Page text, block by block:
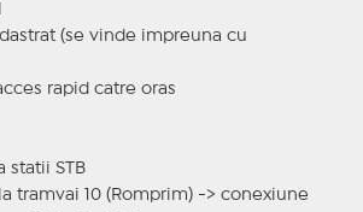
(se vinde impreuna cu
rapid catre oras
statii STB
tramvai 10 (Romprim) -> conexiune